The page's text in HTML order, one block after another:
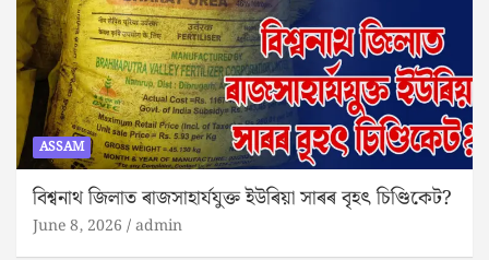
ASSAM
বিশ্বনাথ জিলাত ৰাজসাহাৰ্যযুক্ত ইউৰিয়া সাৰৰ বৃহৎ চিণ্ডিকেট?
June 8, 2026 admin